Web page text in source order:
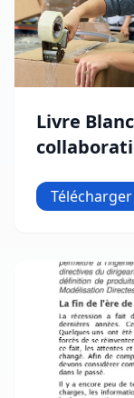
Livre
Télécharger